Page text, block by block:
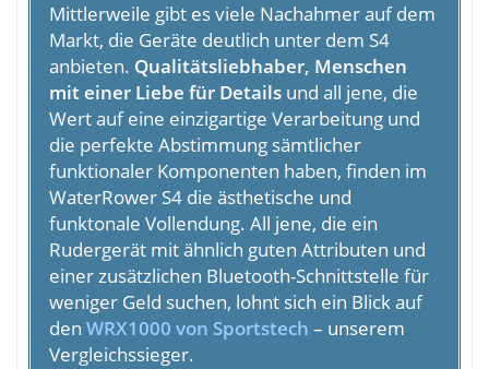
Mittlerweile gibt es viele Nachahmer auf dem
Markt, die Geräte deutlich unter dem S4
anbieten. Qualitätsliebhaber, Menschen
mit einer Liebe für Details und all jene, die
Wert auf eine einzigartige Verarbeitung und
die perfekte Abstimmung sämtlicher
funktionaler Komponenten haben, finden im
WaterRower S4 die ästhetische und
funktonale Vollendung. All jene, die ein
Rudergerät mit ähnlich guten Attributen und
einer zusätzlichen Bluetooth-Schnittstelle für
weniger Geld suchen, lohnt sich ein Blick auf
den WRX1000 von Sportstech – unserem
Vergleichssieger.